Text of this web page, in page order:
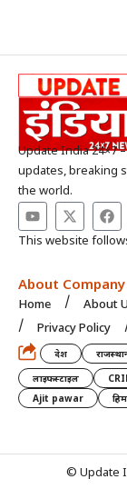
Update India 24×7
updates, breaking
the world.
This website
About Company
Home About
Privacy Policy
देश
लाइफस्टाइल
Ajit pawar
© Update